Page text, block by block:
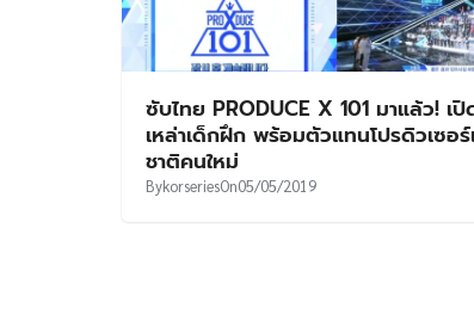
ซับไทย PRODUCE X 101 มาแล้ว! เ
เหล่าเด็กฝึก พร้อมตัวแทนโปรดิวเซอ
ชาติคนใหม่
BykorseriesOn05/05/2019